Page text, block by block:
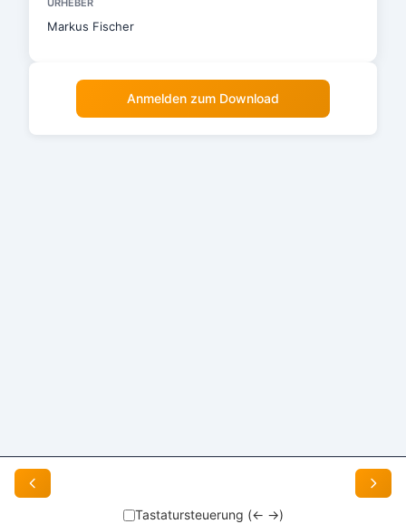
URHEBER
Markus Fischer
Anmelden zum Download
Tastatursteuerung (← →)
Impressum